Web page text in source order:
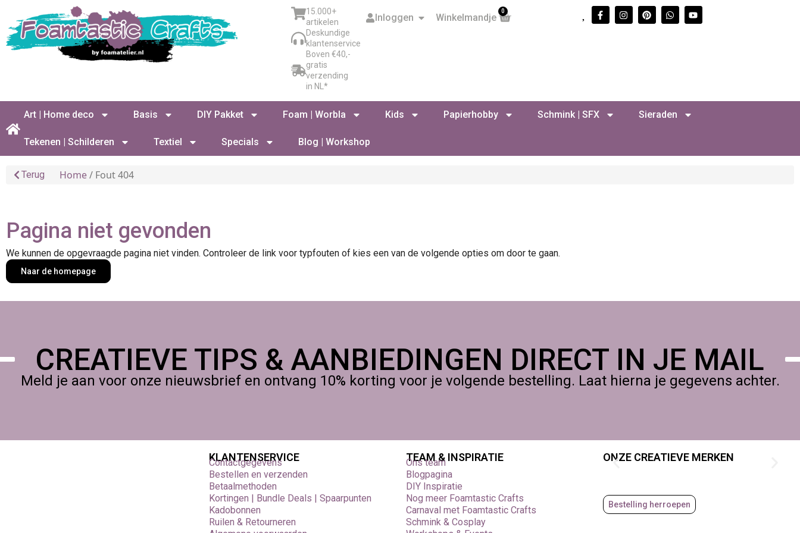
15.000+
artikelen
Deskundige
klantenservice
Boven €40,-
gratis
verzending
in NL*
Inloggen Winkelmandje
0
Art | Home deco Basis DIY Pakket Foam | Worbla Kids Papierhobby Schmink | SFX Sieraden
Tekenen | Schilderen Textiel Specials Blog | Workshop
Terug Home/ Fout 404
Pagina niet gevonden
We kunnen de opgevraagde pagina niet vinden. Controleer de link voor typfouten of kies een van de volgende opties om door te gaan.
Naar de homepage
CREATIEVE TIPS & AANBIEDINGEN DIRECT IN JE MAIL
Meld je aan voor onze nieuwsbrief en ontvang 10% korting voor je volgende bestelling. Laat hierna je gegevens achter.
KLANTENSERVICE
Contactgegevens
Bestellen en verzenden
Betaalmethoden
Kortingen | Bundle Deals | Spaarpunten
Kadobonnen
Ruilen & Retourneren
TEAM & INSPIRATIE
Ons team
Blogpagina
DIY Inspiratie
Nog meer Foamtastic Crafts
Carnaval met Foamtastic Crafts
Schmink & Cosplay
ONZE CREATIEVE MERKEN
Bestelling herroepen